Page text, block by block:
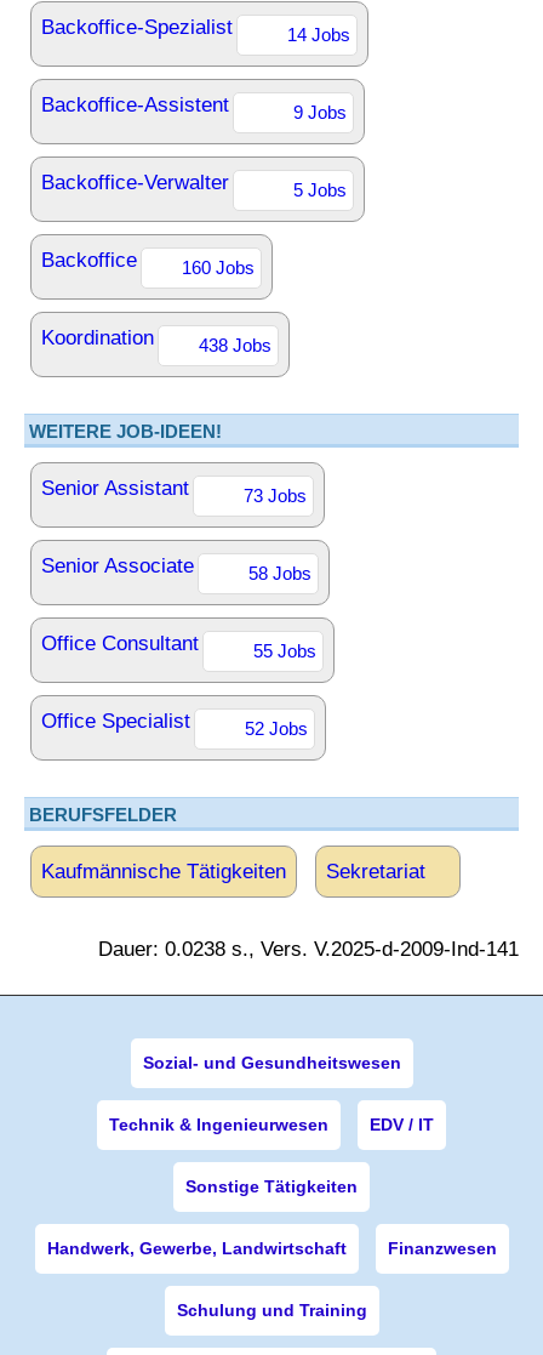
Backoffice-Spezialist 14 Jobs
Backoffice-Assistent 9 Jobs
Backoffice-Verwalter 5 Jobs
Backoffice 160 Jobs
Koordination 438 Jobs
WEITERE JOB-IDEEN!
Senior Assistant 73 Jobs
Senior Associate 58 Jobs
Office Consultant 55 Jobs
Office Specialist 52 Jobs
BERUFSFELDER
Kaufmännische Tätigkeiten Sekretariat
Dauer: 0.0238 s., Vers. V.2025-d-2009-Ind-141
Sozial- und Gesundheitswesen
Technik & Ingenieurwesen EDV / IT
Sonstige Tätigkeiten
Handwerk, Gewerbe, Landwirtschaft Finanzwesen
Schulung und Training